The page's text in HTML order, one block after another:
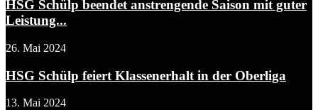
HSG Schülp beendet anstrengende Saison mit guter
Leistung...
26. Mai 2024
HSG Schülp feiert Klassenerhalt in der Oberliga
13. Mai 2024